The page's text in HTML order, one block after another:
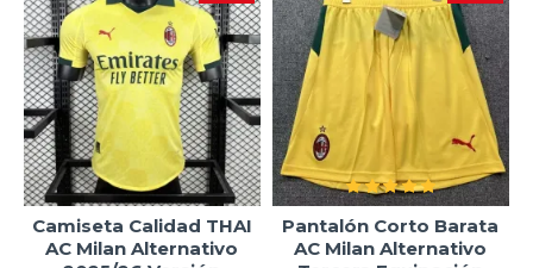
Camiseta Calidad THAI
AC Milan Alternativo
Pantalón Corto Barata
AC Milan Alternativo